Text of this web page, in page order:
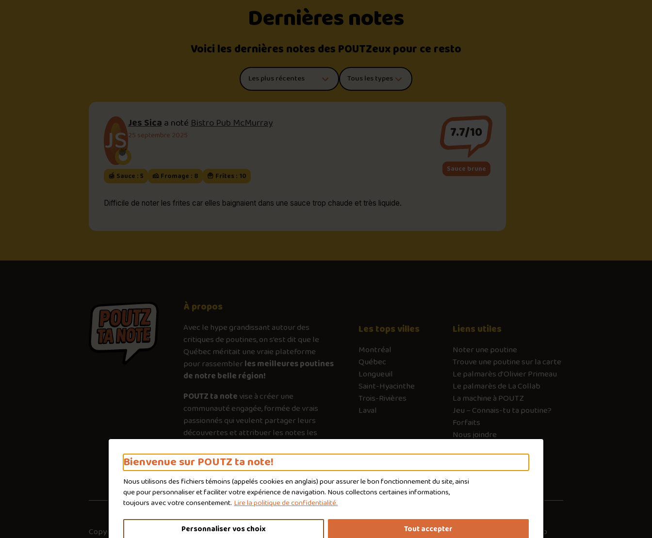
Bienvenue sur POUTZ ta note!
Nous utilisons des fichiers témoins (appeléscookiesen anglais) pour assurer le bon fonctionnement du site, ainsi
que pour personnaliser et faciliter votre expérience de navigation. Nous collectons certaines informations,
toujours avec votre consentement. Lire la politique de confidentialité.
Personnaliser vos choix Tout accepter
Dernières notes
Voici les dernières notes des POUTZeux pour ce resto
Trier les commentaires
Filtrer par type de poutine
JSJes Sicaa notéBistro Pub McMurray
25 septembre 2025
🍯 Sauce : 5 🧀 Fromage : 8 🍟 Frites : 10
7.7/10
Sauce brune
Difficile de noter les frites car elles baignaient dans une sauce trop chaude et très liquide.
À propos
Avec lehypegrandissant autour des
critiques de poutines, on s’est dit que le
Québec méritait une vraie plateforme
pour rassemblerles meilleures poutines
de notre belle région!
POUTZ ta notevise à créer une
communauté engagée, formée de vrais
passionnés qui veulent partager leurs
découvertes et attribuer les notes les
importance pour guider les autres vers les
poutines qui valent vraiment le détour.
Les tops villes
Montréal
Québec
Longueuil
Saint-Hyacinthe
Trois-Rivières
Laval
Liens utiles
Noter une poutine
Trouve une poutine sur la carte
Le palmarès d’Olivier Primeau
Le palmarès de La Collab
La machine à POUTZ
Jeu – Connais-tu ta poutine?
Forfaits
Nous joindre
Copyright © 2026 Conditions d'utilisation Personnaliser les cookies Ekloweb